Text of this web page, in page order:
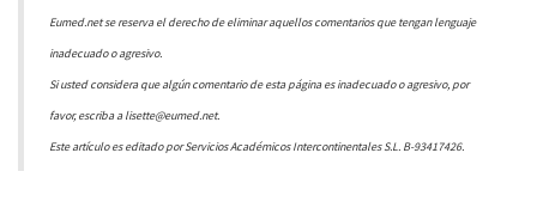
Eumed.net se reserva el derecho de eliminar aquellos comentarios que tengan lenguaje
inadecuado o agresivo.
Si usted considera que algún comentario de esta página es inadecuado o agresivo, por
favor, escriba a lisette@eumed.net.
Este artículo es editado por Servicios Académicos Intercontinentales S.L. B-93417426.